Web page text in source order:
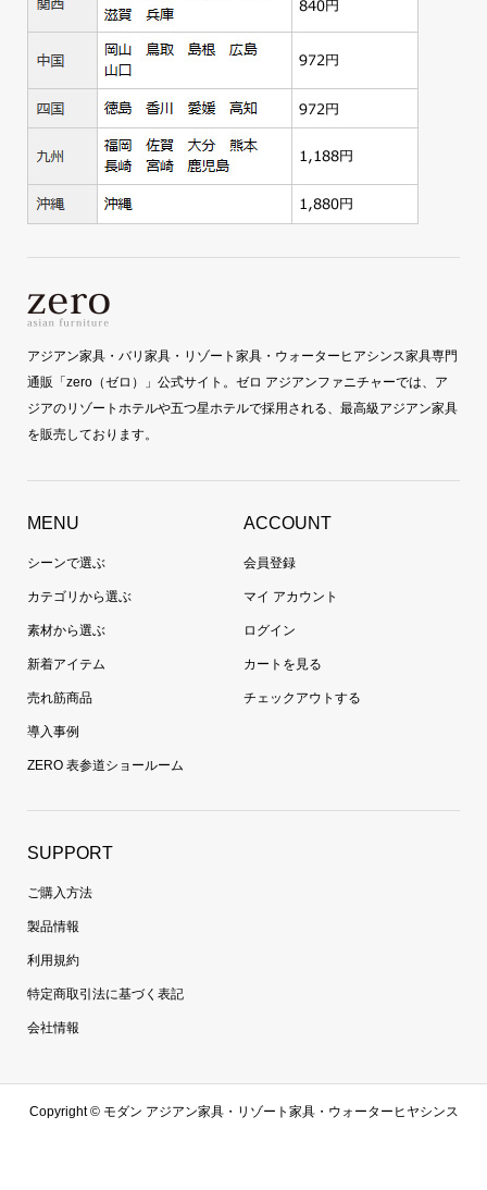
アジアン家具・バリ家具・リゾート家具・ウォーターヒアシンス家具専門
通販「zero（ゼロ）」公式サイト。ゼロ アジアンファニチャーでは、ア
ジアのリゾートホテルや五つ星ホテルで採用される、最高級アジアン家具
を販売しております。
MENU
シーンで選ぶ
カテゴリから選ぶ
素材から選ぶ
新着アイテム
売れ筋商品
導入事例
ZERO 表参道ショールーム
ACCOUNT
会員登録
マイ アカウント
ログイン
カートを見る
チェックアウトする
SUPPORT
ご購入方法
製品情報
利用規約
特定商取引法に基づく表記
会社情報
Copyright ©モダン アジアン家具・リゾート家具・ウォーターヒヤシンス